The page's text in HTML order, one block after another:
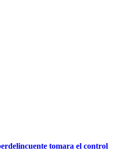
tomara el control